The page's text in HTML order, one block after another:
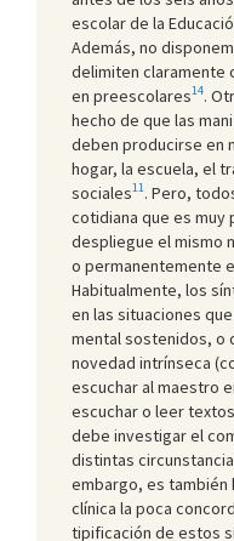
escolar de la
Además, no
delimiten claramente
en preescolares14.
hecho de que las
deben producirse en
hogar, la escuela, el
sociales11. Pero,
cotidiana que es
despliegue el mismo
o permanentemente
Habitualmente, los
en las situaciones
mental sostenidos, o
novedad intrínseca
escuchar al maestro
escuchar o leer
debe investigar el
distintas
embargo, es también
clínica la poca
tipificación de estos